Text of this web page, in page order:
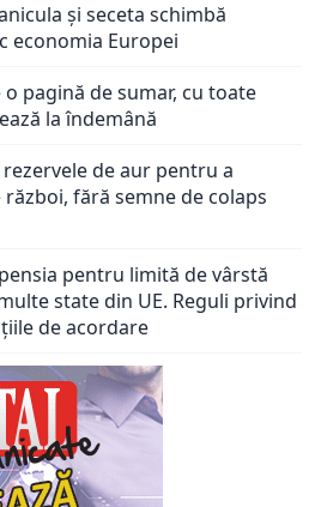
și seceta schimbă
economia Europei
o pagină de sumar, cu toate
la îndemână
de aur pentru a
fără semne de colaps
pentru limită de vârstă
state din UE. Reguli privind
de acordare